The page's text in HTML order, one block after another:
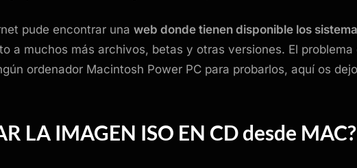
pude encontrar una web donde tienen disponible los
a muchos más archivos, betas y otras versiones. El
ordenador Macintosh Power PC para probarlos, aquí os
LA IMAGEN ISO EN CD desde MAC?